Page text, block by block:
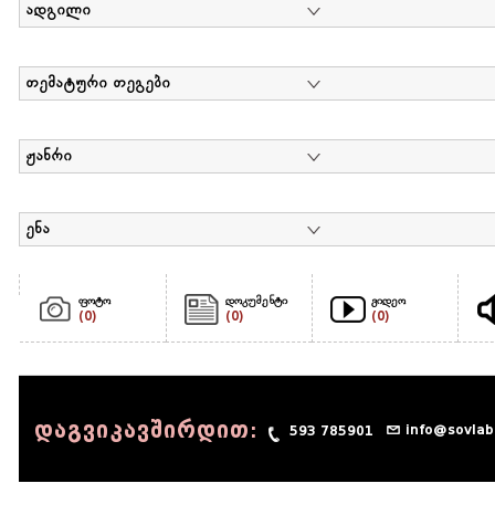
ადგილი
თემატური თეგები
ჟანრი
ენა
ფოტო
(0)
დოკუმენტი
(0)
ვიდეო
(0)
დაგვიკავშირდით: 593 785901